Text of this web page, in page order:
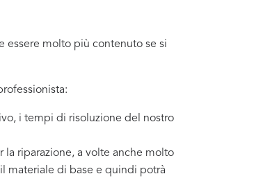
essere molto più contenuto se si
i tempi di risoluzione del nostro
la riparazione, a volte anche molto
materiale di base e quindi potrà